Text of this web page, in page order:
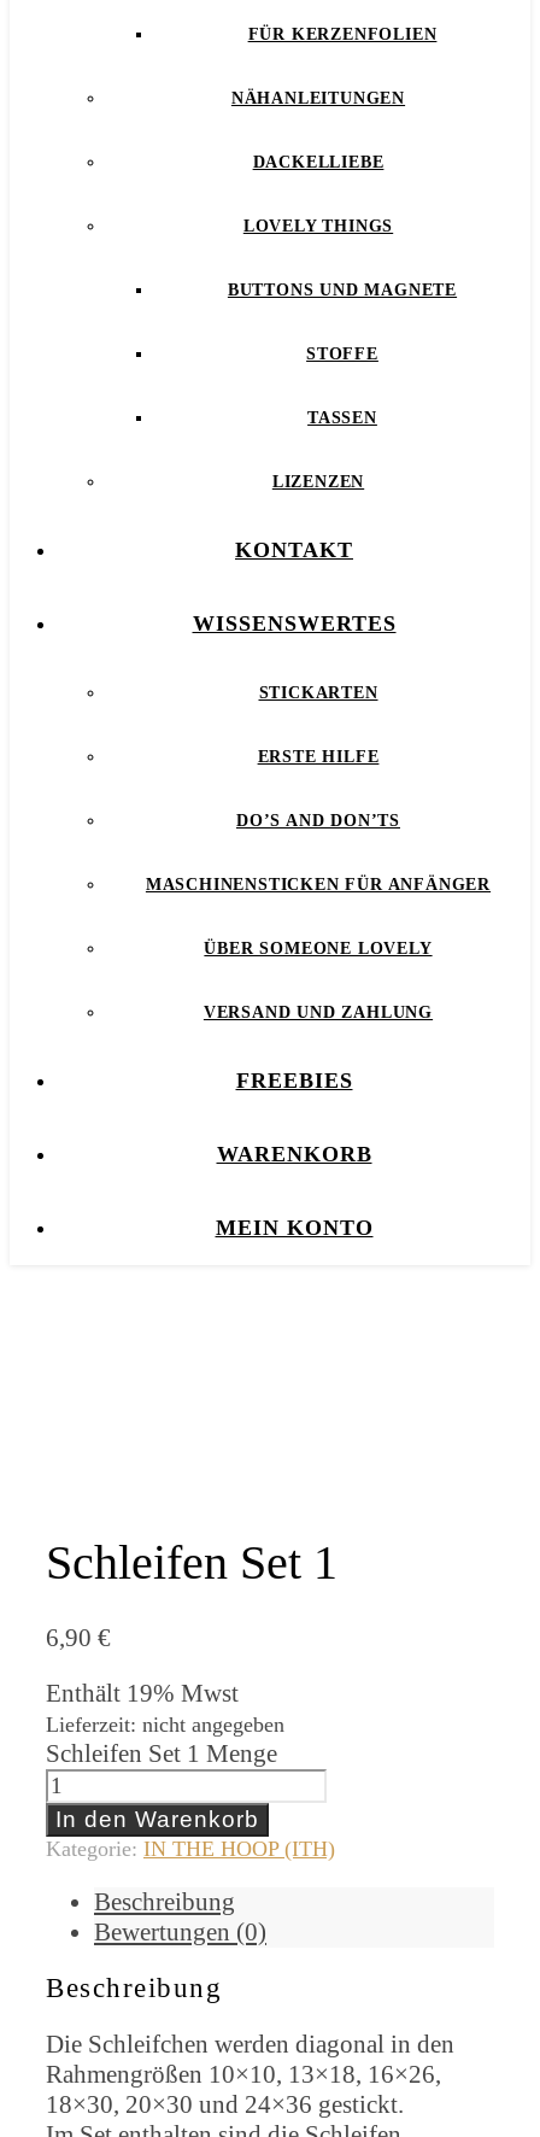
FÜR KERZENFOLIEN
NÄHANLEITUNGEN
DACKELLIEBE
LOVELY THINGS
BUTTONS UND MAGNETE
STOFFE
TASSEN
LIZENZEN
KONTAKT
WISSENSWERTES
STICKARTEN
ERSTE HILFE
DO’S AND DON’TS
MASCHINENSTICKEN FÜR ANFÄNGER
ÜBER SOMEONE LOVELY
VERSAND UND ZAHLUNG
FREEBIES
WARENKORB
MEIN KONTO
Schleifen Set 1
6,90 €
Enthält 19% Mwst
Lieferzeit: nicht angegeben
Schleifen Set 1 Menge
In den Warenkorb
Kategorie: IN THE HOOP (ITH)
Beschreibung
Bewertungen (0)
Beschreibung
Die Schleifchen werden diagonal in den
Rahmengrößen 10×10, 13×18, 16×26,
18×30, 20×30 und 24×36 gestickt.